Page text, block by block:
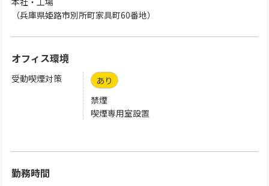
（兵庫県姫路市別所町家具町60番地）
オフィス環境
受動喫煙対策
あり
禁煙
喫煙専用室設置
勤務時間